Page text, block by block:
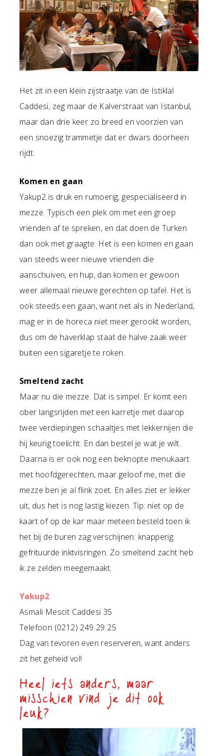
Het zit in een klein zijstraatje van de Istiklal
Caddesi, zeg maar de Kalverstraat van Istanbul,
maar dan drie keer zo breed en voorzien van
een snoezig trammetje dat er dwars doorheen
rijdt.
Komen en gaan
Yakup2 is druk en rumoerig, gespecialiseerd in
mezze. Typisch een plek om met een groep
vrienden af te spreken, en dat doen de Turken
dan ook met graagte. Het is een komen en gaan
van steeds weer nieuwe vrienden die
aanschuiven, en hup, dan komen er gewoon
weer allemaal nieuwe gerechten op tafel. Het is
ook steeds een gaan, want net als in Nederland,
mag er in de horeca niet meer gerookt worden,
dus om de haverklap staat de halve zaak weer
buiten een sigaretje te roken.
Smeltend zacht
Maar nu die mezze. Dat is simpel. Er komt een
ober langsrijden met een karretje met daarop
twee verdiepingen schaaltjes met lekkernijen die
hij keurig toelicht. En dan bestel je wat je wilt.
Daarna is er ook nog een beknopte menukaart
met hoofdgerechten, maar geloof me, met die
mezze ben je al flink zoet. En alles ziet er lekker
uit, dus het is nog lastig kiezen. Tip: niet op de
kaart of op de kar maar meteen besteld toen ik
het bij de buren zag verschijnen: knapperig
gefrituurde inktvisringen. Zo smeltend zacht heb
ik ze zelden meegemaakt.
Yakup2
Asmali Mescit Caddesi 35
Telefoon (0212) 249 29 25
Dag van tevoren even reserveren, want anders
zit het geheid vol!
Heel iets anders, maar
misschien vind je dit ook
leuk?